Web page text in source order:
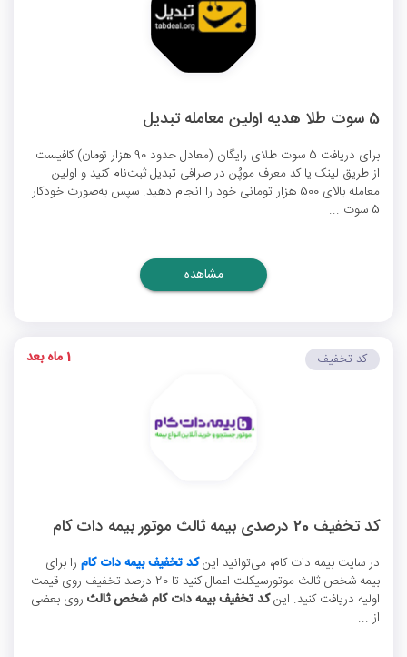
5 سوت طلا هدیه اولین معامله تبدیل
برای دریافت 5 سوت طلای رایگان (معادل حدود 90 هزار تومان) کافیست
از طریق لینک یا کد معرف موپُن در صرافی تبدیل ثبت‌نام کنید و اولین
معامله بالای 500 هزار تومانی خود را انجام دهید. سپس به‌صورت خودکار
5 سوت ...
مشاهده
کد تخفیف 20 درصدی بیمه ثالث موتور بیمه دات کام
در سایت بیمه دات کام، می‌توانید اینکد تخفیف بیمه دات کام را برای
بیمه شخص ثالث موتورسیکلت اعمال کنید تا 20 درصد تخفیف روی قیمت
اولیه دریافت کنید. اینکد تخفیف بیمه دات کام شخص ثالث روی بعضی
از ...
کد تخفیف 1 ماه بعد